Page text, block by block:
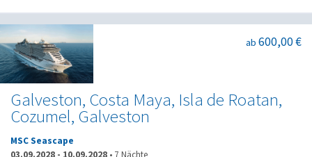
Galveston, Costa Maya, Isla de Roatan,
Cozumel, Galveston
ab 600,00 €
MSC Seascape
03.09.2028 - 10.09.2028 • 7 Nächte